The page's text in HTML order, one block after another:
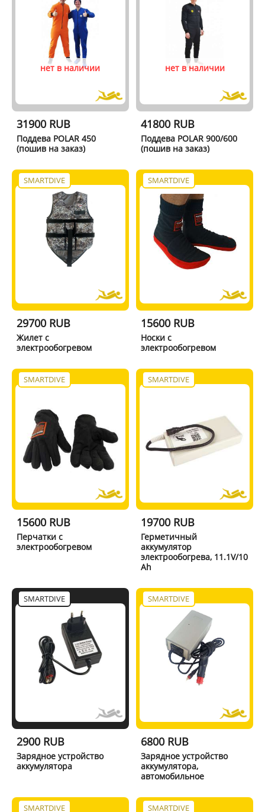
нет в наличии
31900 RUB
Поддева POLAR 450
(пошив на заказ)
нет в наличии
41800 RUB
Поддева POLAR 900/600
(пошив на заказ)
SMARTDIVE
29700 RUB
Жилет с
электрообогревом
SMARTDIVE
15600 RUB
Носки с
электрообогревом
SMARTDIVE
15600 RUB
Перчатки с
электрообогревом
SMARTDIVE
19700 RUB
Герметичный
аккумулятор
электрообогрева, 11.1V/10
Ah
SMARTDIVE
2900 RUB
Зарядное устройство
аккумулятора
SMARTDIVE
6800 RUB
Зарядное устройство
аккумулятора,
автомобильное
SMARTDIVE SMARTDIVE